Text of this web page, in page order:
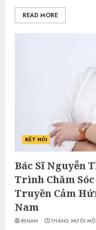
READ MORE
KẾT NỐI
Bác Sĩ Nguyễn
Trình Chăm
Truyền Cảm
Nam
BSNAM THÁNG MƯỜI